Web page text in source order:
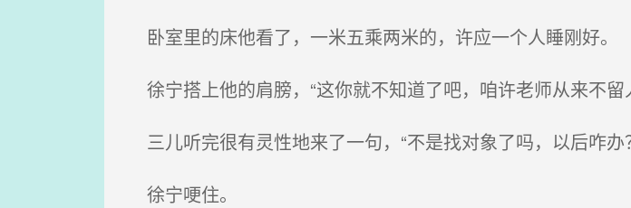
卧室里的床他看了，一米五乘两米的，许应一个人睡刚好。
徐宁搭上他的肩膀，“这你就不知道了吧，咱许老师从来不留
三儿听完很有灵性地来了一句，“不是找对象了吗，以后咋办
徐宁哽住。